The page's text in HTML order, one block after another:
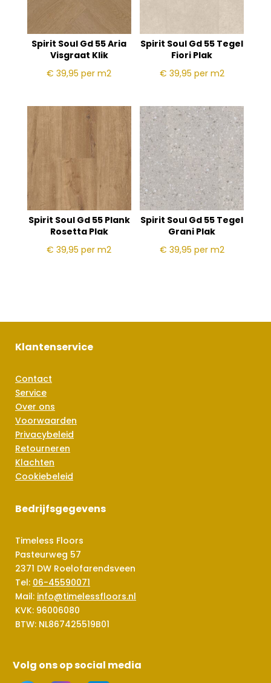
Spirit Soul Gd 55 Aria
Visgraat Klik
€ 39,95per m2
Spirit Soul Gd 55 Tegel
Fiori Plak
€ 39,95 per m2
Spirit Soul Gd 55 Plank
Rosetta Plak
€ 39,95per m2
Spirit Soul Gd 55 Tegel
Grani Plak
€ 39,95 per m2
Klantenservice
Contact
Service
Over ons
Voorwaarden
Privacybeleid
Retourneren
Klachten
Cookiebeleid
Bedrijfsgegevens
Timeless Floors
Pasteurweg 57
2371 DW Roelofarendsveen
Tel: 06-45590071
Mail: info@timelessfloors.nl
KVK: 96006080
BTW: NL867425519B01
Volg ons op social media